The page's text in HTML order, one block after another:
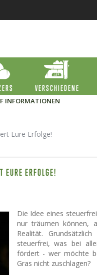
VERSCHIEDENE
INFORMATIONEN
Eure Erfolge!
EURE ERFOLGE!
Die Idee eines
nur träumen können,
Realität.
steuerfrei, was bei
fördert - wer möchte
Gras nicht zuschlagen?